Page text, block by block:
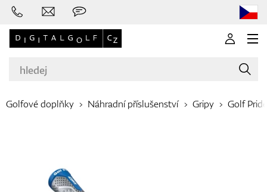
Golfové doplňky Náhradní příslušenství Gripy Golf